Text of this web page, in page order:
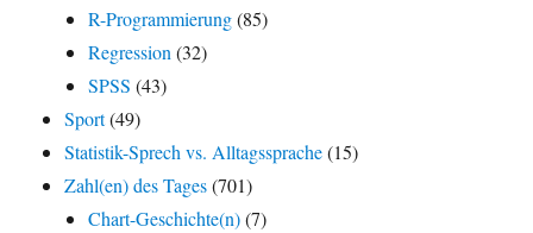
R-Programmierung(85)
Regression (32)
SPSS (43)
Sport(49)
Statistik-Sprech vs. Alltagssprache(15)
Zahl(en) des Tages(701)
Chart-Geschichte(n)(7)